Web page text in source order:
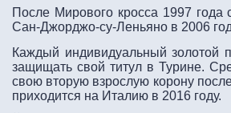
После Мирового кросса 1997
Сан-Джорджо-су-Леньяно в 2006
Каждый индивидуальный золотой
защищать свой титул в Турине.
свою вторую взрослую корону
приходится на Италию в 2016 году.